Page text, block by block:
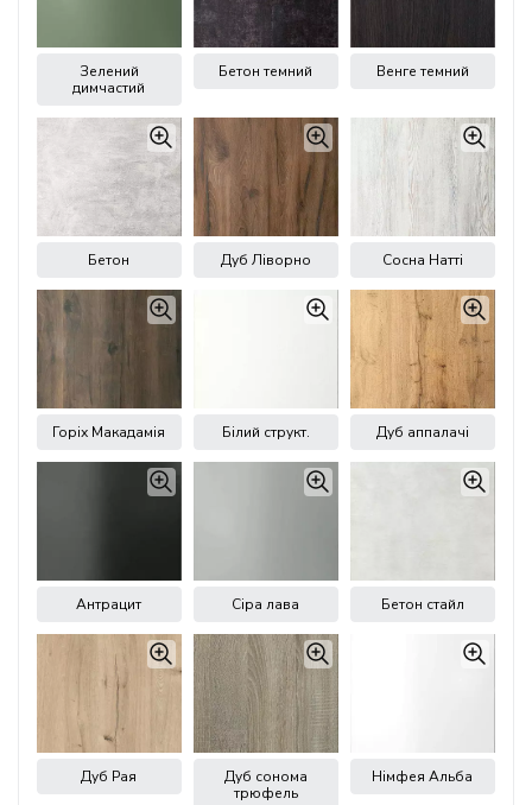
Зелений
димчастий
Бетон темний Венге темний
Бетон Дуб Ліворно Сосна Натті
Горіх Макадамія Білий структ. Дуб аппалачі
Антрацит Сіра лава Бетон стайл
Дуб Рая
Дуб сонома
трюфель
Німфея Альба